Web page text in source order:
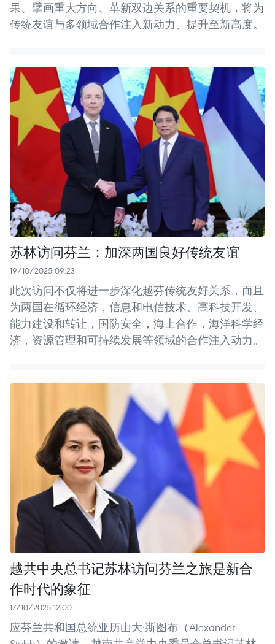
果、擘画重大方向、革新双边关系的重要契机，将为
传统友谊与多领域合作注入新动力、提升至新高度。
苏林访问芬兰：加深两国良好传统友谊
19/10/2025 09:23
此次访问不仅将进一步深化越芬传统友好关系，而且
为两国在循环经济，信息和电信技术、高科技开发、
能力建设和转让，国防安全，海上合作，海洋科学经
济，资源管理和可持续发展等领域的合作注入动力。
越共中央总书记苏林访问芬兰之旅是新合
作时代的象征
17/10/2025 12:00
应芬兰共和国总统亚历山大·斯图布（Alexander